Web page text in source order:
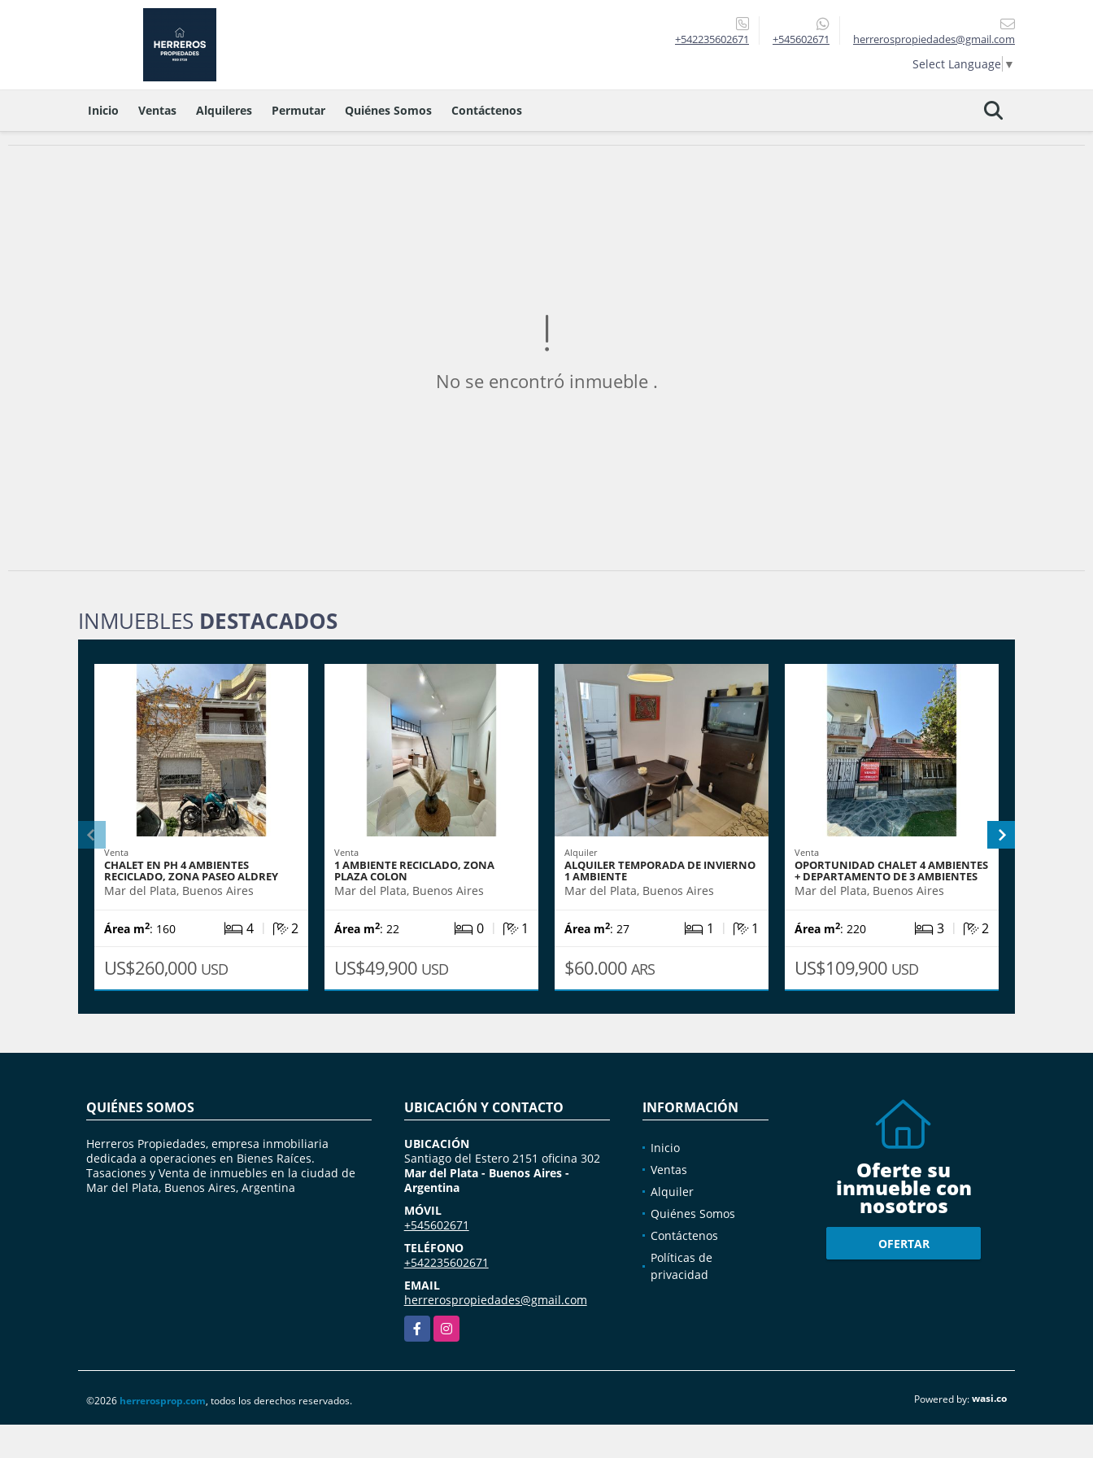
+542235602671 +545602671 herrerospropiedades@gmail.com
Select Language ▼
Inicio Ventas Alquileres Permutar Quiénes Somos Contáctenos
No se encontró inmueble .
INMUEBLES DESTACADOS
Venta
CHALET EN PH 4 AMBIENTES
RECICLADO, ZONA PASEO ALDREY
Mar del Plata, Buenos Aires
Área m2: 160 4 | 2
US$260,000 USD
Venta
1 AMBIENTE RECICLADO, ZONA
PLAZA COLON
Mar del Plata, Buenos Aires
Área m2: 22 0 | 1
US$49,900 USD
Alquiler
ALQUILER TEMPORADA DE INVIERNO
1 AMBIENTE
Mar del Plata, Buenos Aires
Área m2: 27 1 | 1
$60.000 ARS
Venta
OPORTUNIDAD CHALET 4 AMBIENTES
+ DEPARTAMENTO DE 3 AMBIENTES
Mar del Plata, Buenos Aires
Área m2: 220 3 | 2
US$109,900 USD
QUIÉNES SOMOS
Herreros Propiedades, empresa inmobiliaria
dedicada a operaciones en Bienes Raíces.
Tasaciones y Venta de inmuebles en la ciudad de
Mar del Plata, Buenos Aires, Argentina
UBICACIÓN Y CONTACTO
UBICACIÓN
Santiago del Estero 2151 oficina 302
Mar del Plata - Buenos Aires -
Argentina
MÓVIL
+545602671
TELÉFONO
+542235602671
EMAIL
herrerospropiedades@gmail.com
FacebookInstagram
INFORMACIÓN
Inicio
Ventas
Alquiler
Quiénes Somos
Contáctenos
Políticas de
privacidad
Oferte su
inmueble con
nosotros
OFERTAR
©2026 herrerosprop.com, todos los derechos reservados. Powered by:wasi.co